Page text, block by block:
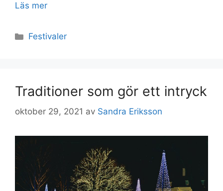
Läs mer
Kategorier
Festivaler
Traditioner som gör ett intryck
oktober 29, 2021 av Sandra Eriksson